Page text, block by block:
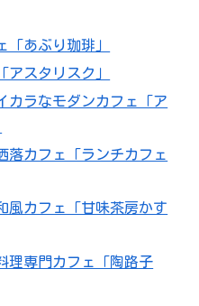
「あぶり珈琲」
アスタリスク」
カラなモダンカフェ「ア
カフェ「ランチカフェ
風カフェ「甘味茶房かす
理専門カフェ「陶路子